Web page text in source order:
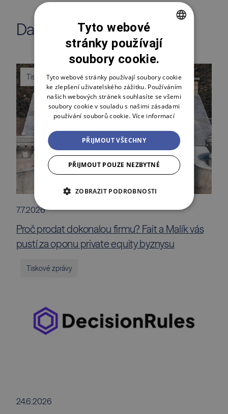
Další články z magazínu
Tiskové zprávy
7.7.2026
Proč prodat dokonalou firmu? Fait a Malík vás
pustí za oponu private equity byznysu
Tiskové zprávy
24.6.2026
CZECH
ENGLISH
POLSKI
Tyto webové
stránky používají
soubory cookie.
Tyto webové stránky používají soubory cookie
ke zlepšení uživatelského zážitku. Používáním
našich webových stránek souhlasíte se všemi
soubory cookie v souladu s našimi zásadami
používání souborů cookie. Více informací
PŘIJMOUT VŠECHNY
PŘIJMOUT POUZE NEZBYTNÉ
ZOBRAZIT PODROBNOSTI